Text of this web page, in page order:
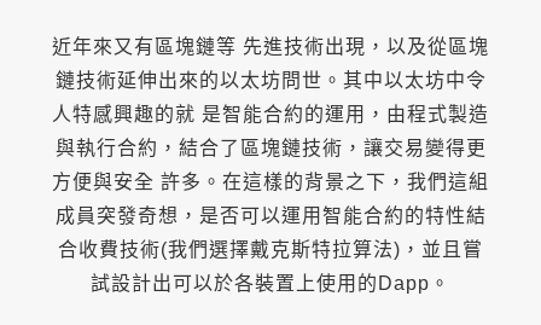
近年來又有區塊鏈等 先進技術出現，以及從區塊
鏈技術延伸出來的以太坊問世。其中以太坊中令
人特感興趣的就 是智能合約的運用，由程式製造
與執行合約，結合了區塊鏈技術，讓交易變得更
方便與安全 許多。在這樣的背景之下，我們這組
成員突發奇想，是否可以運用智能合約的特性結
合收費技術(我們選擇戴克斯特拉算法)，並且嘗
試設計出可以於各裝置上使用的Dapp。